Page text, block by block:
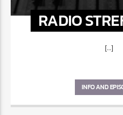
RADIO
[...]
INFO AND